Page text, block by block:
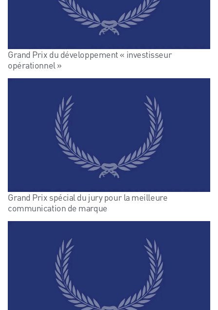
Grand Prix du développement « investisseur
opérationnel »
Grand Prix spécial du jury pour la meilleure
communication de marque